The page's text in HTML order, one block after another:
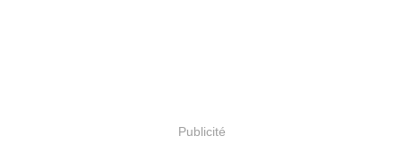
Publicité